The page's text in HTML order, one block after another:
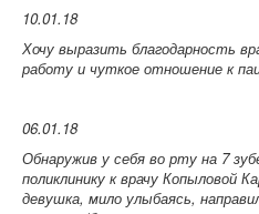
10.01.18
Хочу выразить благодарность
работу и чуткое отношение к
06.01.18
Обнаружив у себя во рту на 7
поликлинику к врачу Копыловой
девушка, мило улыбаясь,